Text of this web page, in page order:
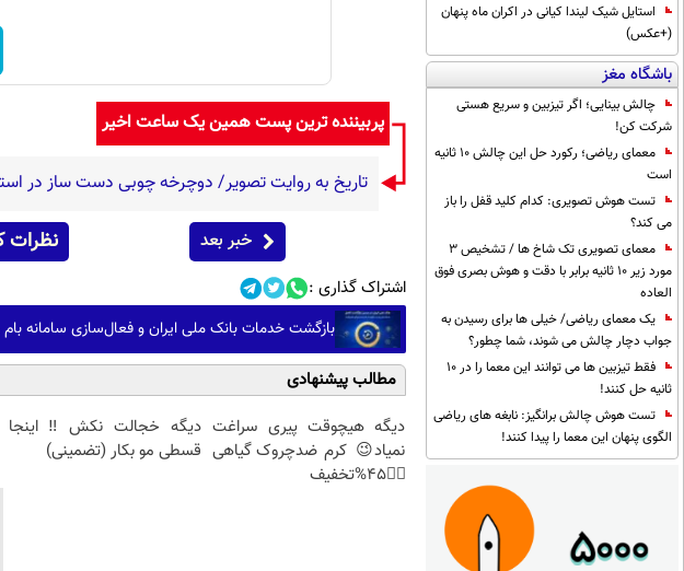
استایل شیک لیندا کیانی در اکران ماه پنهان
(+عکس)
باشگاه مغز
چالش بینایی؛ اگر تیزبین و سریع هستی
شرکت کن!
معمای ریاضی؛ رکورد حل این چالش 10 ثانیه
است
تست هوش تصویری: کدام کلید قفل را باز
می کند؟
معمای تصویری تک شاخ ها / تشخیص 3
مورد زیر 10 ثانیه برابر با دقت و هوش بصری فوق
العاده
یک معمای ریاضی/ خیلی ها برای رسیدن به
جواب دچار چالش می شوند، شما چطور؟
فقط تیزبین ها می توانند این معما را در 10
ثانیه حل کنند!
تست هوش چالش برانگیز: نابغه های ریاضی
الگوی پنهان این معما را پیدا کنند!
پربیننده ترین پست همین یک ساعت اخیر
تاریخ به روایت تصویر/ دوچرخه چوبی دست ساز در استونی؛ 114
خبر بعد نظرات
اشتراک گذاری :
بازگشت خدمات بانک ملی ایران و فعال‌سازی سامانه
مطالب پیشنهادی
دیگه هیچوقت پیری سراغت
نمیاد😉 کرم ضدچروک گیاهی
👈🏻45%تخفیف
دیگه خجالت نکش‼️ اینجا
قسطی مو بکار (تضمینی)